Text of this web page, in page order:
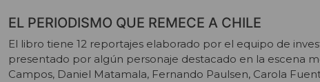
EL PERIODISMO QUE REMECE A CHILE
El libro tiene 12 reportajes elaborado por el equipo de
presentado por algún personaje destacado en la escena
Campos, Daniel Matamala, Fernando Paulsen, Carola